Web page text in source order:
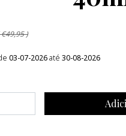
)
03-07-2026até 30-08-2026